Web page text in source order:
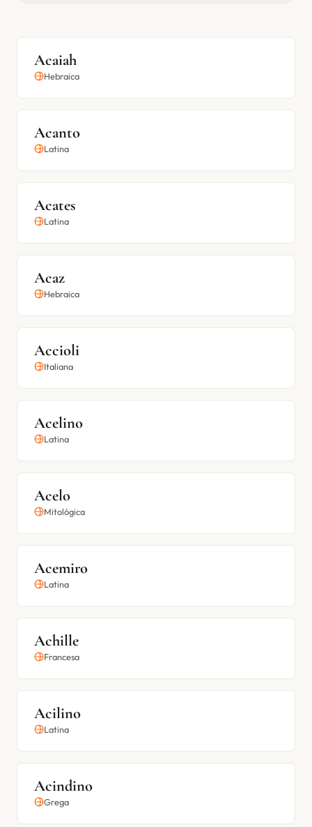
Acaiah
Hebraica
Acanto
Latina
Acates
Latina
Acaz
Hebraica
Accioli
Italiana
Acelino
Latina
Acelo
Mitológica
Acemiro
Latina
Achille
Francesa
Acilino
Latina
Acindino
Grega